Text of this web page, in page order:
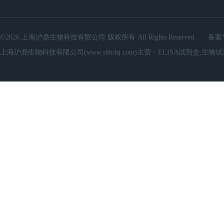
©2026 上海沪鼎生物科技有限公司 版权所有 All Rights Reserved.
备案
上海沪鼎生物科技有限公司(www.shhdsj.com)主营：ELISA试剂盒,生物